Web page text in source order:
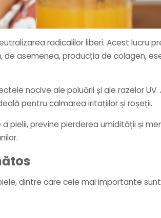
radicalilor liberi. Acest lucru
de asemenea, producția de colagen,
nocive ale poluării și ale razelor
pentru calmarea iritațiilor și roșeții.
pielii, previne pierderea umidității și
dintre care cele mai importante